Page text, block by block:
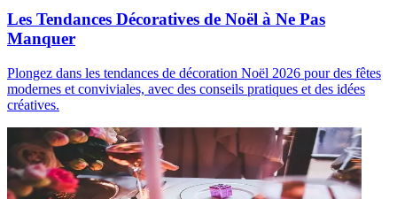
Les Tendances Décoratives de Noël à Ne Pas
Manquer
Plongez dans les tendances de décoration Noël 2026 pour des fêtes
modernes et conviviales, avec des conseils pratiques et des idées
créatives.